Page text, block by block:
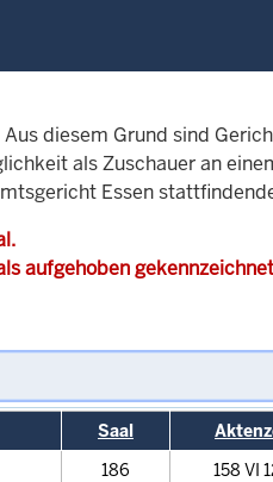
diesem Grund sind
als Zuschauer an
Essen
aufgehoben
Saal
186
158 VI